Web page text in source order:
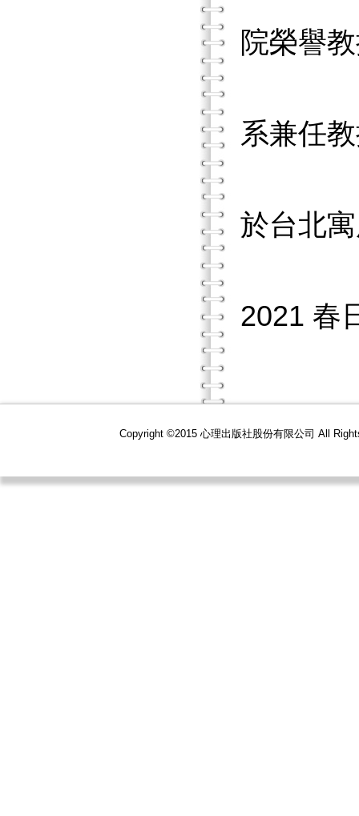
院榮譽
系兼任
於台北
2021 春
Copyright ©2015 心理出版社股份有限公司 All